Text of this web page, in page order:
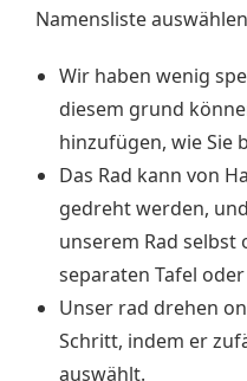
Namensliste
Wir haben wenig
diesem grund
hinzufügen, wie Sie
Das Rad kann von
gedreht werden,
unserem Rad
separaten Tafel
Unser rad drehen
Schritt, indem er
auswählt.